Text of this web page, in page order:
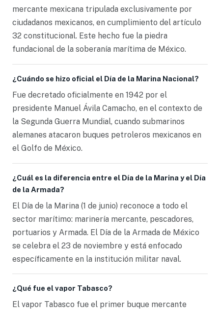
mercante mexicana tripulada exclusivamente por
ciudadanos mexicanos, en cumplimiento del artículo
32 constitucional. Este hecho fue la piedra
fundacional de la soberanía marítima de México.
¿Cuándo se hizo oficial el Día de la Marina Nacional?
Fue decretado oficialmente en 1942 por el
presidente Manuel Ávila Camacho, en el contexto de
la Segunda Guerra Mundial, cuando submarinos
alemanes atacaron buques petroleros mexicanos en
el Golfo de México.
¿Cuál es la diferencia entre el Día de la Marina y el Día
de la Armada?
El Día de la Marina (1 de junio) reconoce a todo el
sector marítimo: marinería mercante, pescadores,
portuarios y Armada. El Día de la Armada de México
se celebra el 23 de noviembre y está enfocado
específicamente en la institución militar naval.
¿Qué fue el vapor Tabasco?
El vapor Tabasco fue el primer buque mercante